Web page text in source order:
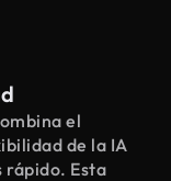
el
de la IA
rápido. Esta